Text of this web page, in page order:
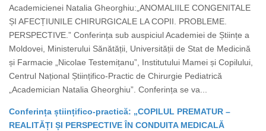
Academicienei Natalia Gheorghiu:„ANOMALIILE CONGENITALE
ȘI AFECȚIUNILE CHIRURGICALE LA COPII. PROBLEME.
PERSPECTIVE.” Conferința sub auspiciul Academiei de Științe a
Moldovei, Ministerului Sănătății, Universității de Stat de Medicină
și Farmacie „Nicolae Testemițanu”, Institutului Mamei și Copilului,
Centrul Național Științifico-Practic de Chirurgie Pediatrică
„Academician Natalia Gheorghiu”. Conferința se va...
Conferința științifico-practică: „COPILUL PREMATUR –
REALITĂȚI ȘI PERSPECTIVE ÎN CONDUITA MEDICALĂ